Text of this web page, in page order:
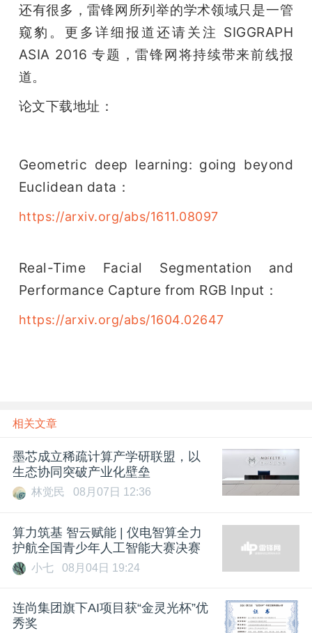
还有很多，雷锋网所列举的学术领域只是一管
窥豹。更多详细报道还请关注 SIGGRAPH
ASIA 2016 专题，雷锋网将持续带来前线报
道。
论文下载地址：
Geometric deep learning: going beyond
Euclidean data：
https://arxiv.org/abs/1611.08097
Real-Time Facial Segmentation and
Performance Capture from RGB Input：
https://arxiv.org/abs/1604.02647
相关文章
墨芯成立稀疏计算产学研联盟，以
生态协同突破产业化壁垒
林觉民 08月07日 12:36
算力筑基 智云赋能 | 仪电智算全力
护航全国青少年人工智能大赛决赛
小七 08月04日 19:24
连尚集团旗下AI项目获“金灵光杯”优
秀奖